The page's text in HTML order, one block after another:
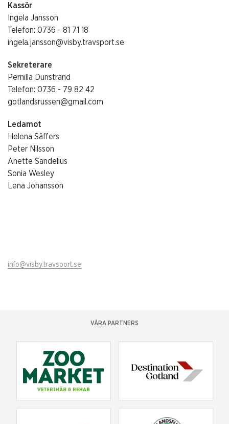
Kassör
Ingela Jansson
Telefon: 0736 - 81 71 18
ingela.jansson@visby.travsport.se
Sekreterare
Pernilla Dunstrand
Telefon: 0736 - 79 82 42
gotlandsrussen@gmail.com
Ledamot
Helena Säffers
Peter Nilsson
Anette Sandelius
Sonia Wesley
Lena Johansson
info@visby.travsport.se
VÅRA PARTNERS